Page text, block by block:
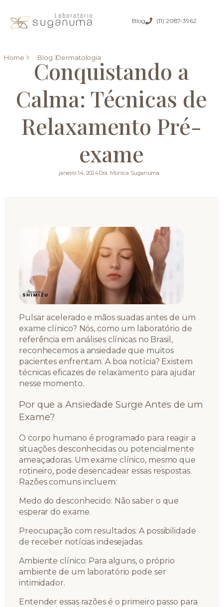
Blog (11) 2087-3962
Home Blog Dermatologia
Conquistando a
Calma: Técnicas de
Relaxamento Pré-
exame
janeiro 14, 2024Dra. Monica Suganuma
Pulsar acelerado e mãos suadas antes de um
exame clínico? Nós, como um laboratório de
referência em análises clínicas no Brasil,
reconhecemos a ansiedade que muitos
pacientes enfrentam. A boa notícia? Existem
técnicas eficazes de relaxamento para ajudar
nesse momento.
Por que a Ansiedade Surge Antes de um
Exame?
O corpo humano é programado para reagir a
situações desconhecidas ou potencialmente
ameaçadoras. Um exame clínico, mesmo que
rotineiro, pode desencadear essas respostas.
Razões comuns incluem:
Medo do desconhecido: Não saber o que
esperar do exame.
Preocupação com resultados: A possibilidade
de receber notícias indesejadas.
Ambiente clínico: Para alguns, o próprio
ambiente de um laboratório pode ser
intimidador.
Entender essas razões é o primeiro passo para